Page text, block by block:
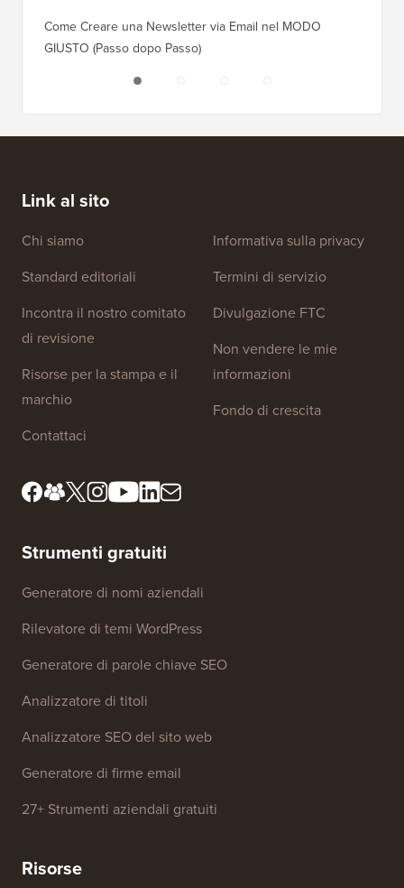
Come Creare una Newsletter via Email nel MODO
GIUSTO (Passo dopo Passo)
Link al sito
Chi siamo
Standard editoriali
Incontra il nostro comitato
di revisione
Risorse per la stampa e il
marchio
Contattaci
Informativa sulla privacy
Termini di servizio
Divulgazione FTC
Non vendere le mie
informazioni
Fondo di crescita
Strumenti gratuiti
Generatore di nomi aziendali
Rilevatore di temi WordPress
Generatore di parole chiave SEO
Analizzatore di titoli
Analizzatore SEO del sito web
Generatore di firme email
27+ Strumenti aziendali gratuiti
Risorse